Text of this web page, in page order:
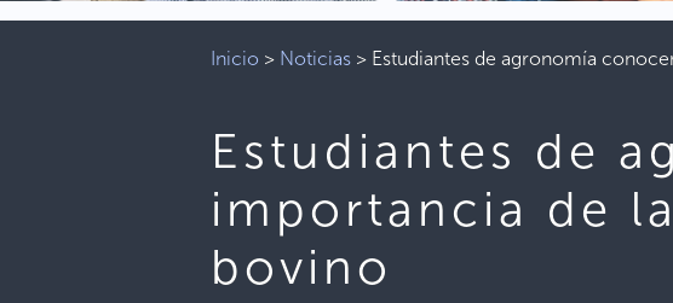
Inicio > Noticias > Estudiantes de agronomía
Estudiantes de
importancia de
bovino